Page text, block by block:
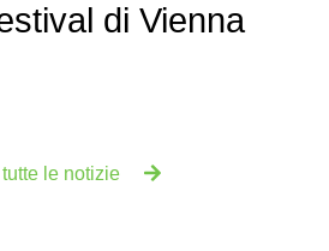
di Vienna
le notizie